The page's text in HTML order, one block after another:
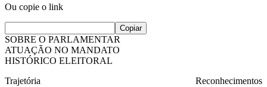
Ou copie o link
Copiar
SOBRE O PARLAMENTAR
ATUAÇÃO NO MANDATO
HISTÓRICO ELEITORAL
Trajetória
Reconhecimentos